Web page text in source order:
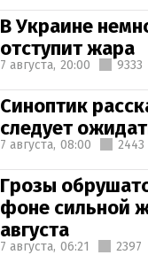
В Украине
отступит жара
7 августа, 20:00 9333
Синоптик
следует
7 августа, 08:00 2443
Грозы
фоне сильной
августа
7 августа, 06:21 2397